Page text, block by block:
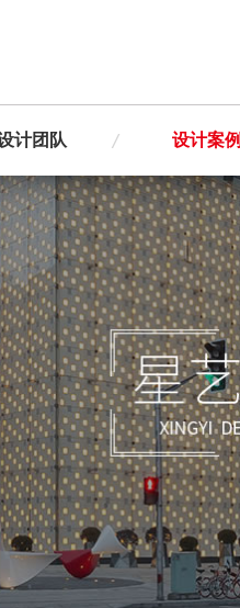
计团队 设计案例